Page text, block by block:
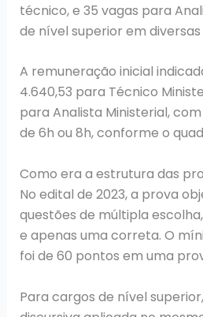
técnico, e 35 vagas para
de nível superior em
A remuneração inicial
4.640,53 para Técnico
para Analista Ministerial,
de 6h ou 8h, conforme o
Como era a estrutura das
No edital de 2023, a prova
questões de múltipla
e apenas uma correta. O
foi de 60 pontos em uma
Para cargos de nível